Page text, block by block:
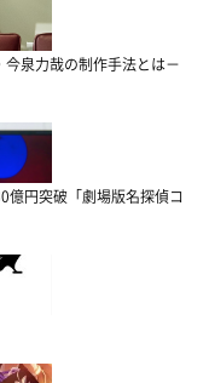
泉力哉の制作手法とは－
億円突破「劇場版名探偵コ